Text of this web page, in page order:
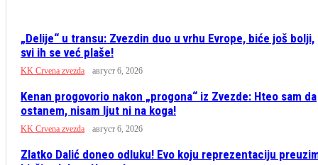
„Delije“ u transu: Zvezdin duo u vrhu Evrope, biće još bolji,
svi ih se već plaše!
KK Crvena zvezda август 6, 2026
Kenan progovorio nakon „progona“ iz Zvezde: Hteo sam da
ostanem, nisam ljut ni na koga!
KK Crvena zvezda август 6, 2026
Zlatko Dalić doneo odluku! Evo koju reprezentaciju